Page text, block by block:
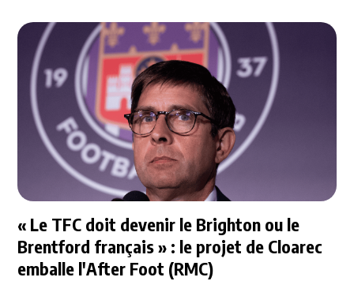
« Le TFC doit devenir le Brighton ou le
Brentford français » : le projet de Cloarec
emballe l'After Foot (RMC)